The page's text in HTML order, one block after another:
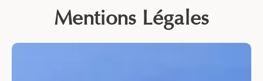
Mentions Légales